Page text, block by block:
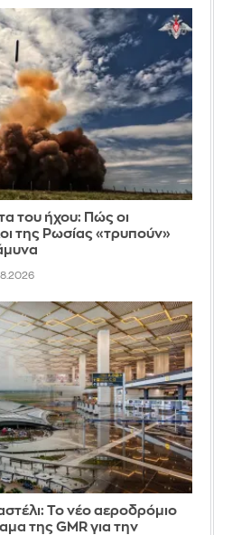
του ήχου: Πώς οι
της Ρωσίας «τρυπούν»
Το νέο αεροδρόμιο
της GMR για την